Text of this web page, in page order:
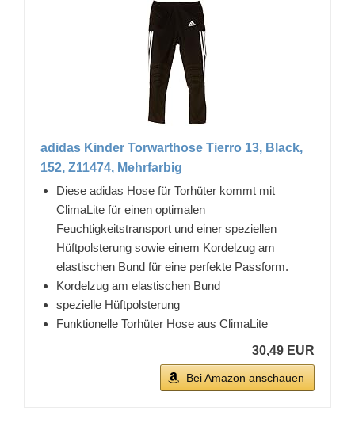
adidas Kinder Torwarthose Tierro 13, Black,
152, Z11474, Mehrfarbig
Diese adidas Hose für Torhüter kommt mit
ClimaLite für einen optimalen
Feuchtigkeitstransport und einer speziellen
Hüftpolsterung sowie einem Kordelzug am
elastischen Bund für eine perfekte Passform.
Kordelzug am elastischen Bund
spezielle Hüftpolsterung
Funktionelle Torhüter Hose aus ClimaLite
30,49 EUR
Bei Amazon anschauen